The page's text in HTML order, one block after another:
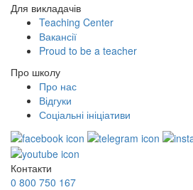
Для викладачів
Teaching Center
Вакансії
Proud to be a teacher
Про школу
Про нас
Відгуки
Соціальні ініціативи
Контакти
0 800 750 167